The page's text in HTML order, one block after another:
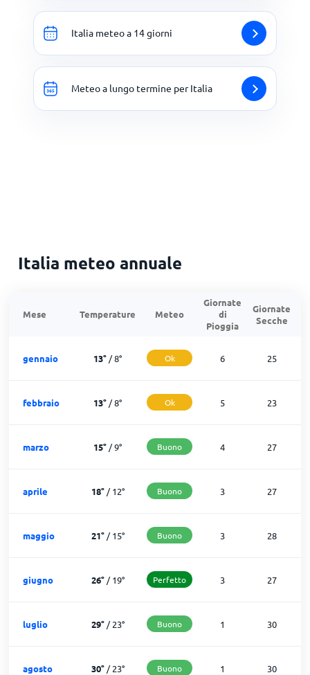
Italia meteo a 14 giorni
Meteo a lungo termine per Italia
Italia meteo annuale
Mese Temperature Meteo
Giornate
di
Pioggia
Giornate
Secche
gennaio 13° /8° Ok 6 25
febbraio 13° /8° Ok 5 23
marzo 15° /9° Buono 4 27
aprile 18°/12° Buono 3 27
maggio 21°/15° Buono 3 28
giugno 26°/19° Perfetto 3 27
luglio 29°/23° Buono 1 30
agosto 30°/23° Buono 1 30